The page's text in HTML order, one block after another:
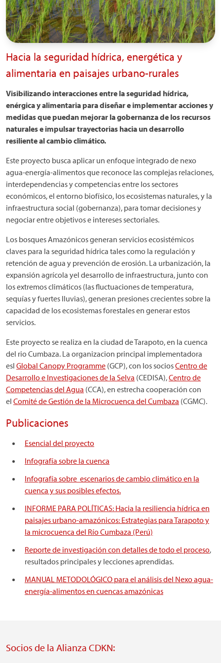
Hacia la seguridad hídrica, energética y
alimentaria en paisajes urbano-rurales
Visibilizando interacciones entre la seguridad hídrica,
enérgica y alimentaria para diseñar e implementar acciones y
medidas que puedan mejorar la gobernanza de los recursos
naturales e impulsar trayectorias hacia un desarrollo
resiliente al cambio climático.
Este proyecto busca aplicar un enfoque integrado de nexo
agua-energía-alimentos que reconoce las complejas relaciones,
interdependencias y competencias entre los sectores
económicos, el entorno biofísico, los ecosistemas naturales, y la
infraestructura social (gobernanza), para tomar decisiones y
negociar entre objetivos e intereses sectoriales.
Los bosques Amazónicos generan servicios ecosistémicos
claves para la seguridad hídrica tales como la regulación y
retención de agua y prevención de erosión. La urbanización, la
expansión agrícola yel desarrollo de infraestructura, junto con
los extremos climáticos (las fluctuaciones de temperatura,
sequías y fuertes lluvias), generan presiones crecientes sobre la
capacidad de los ecosistemas forestales en generar estos
servicios.
Este proyecto se realiza en la ciudad de Tarapoto, en la cuenca
del rio Cumbaza. La organizacion principal implementadora
esl Global Canopy Programme (GCP), con los sociosCentro de
Desarrollo e Investigaciones de la Selva (CEDISA),Centro de
Competencias del Agua (CCA), en estrecha cooperación con
el Comité de Gestión de la Microcuenca del Cumbaza (CGMC).
Publicaciones
Esencial del proyecto
Infografía sobre la cuenca
Infografía sobre escenarios de cambio climático en la
cuenca y sus posibles efectos.
INFORME PARA POLÍTICAS: Hacia la resiliencia hídrica en
paisajes urbano-amazónicos: Estrategias para Tarapoto y
la microcuenca del Río Cumbaza (Perú)
Reporte de investigación con detalles de todo el proceso,
resultados principales y lecciones aprendidas.
MANUAL METODOLÓGICO para el análisis del Nexo agua-
energía-alimentos en cuencas amazónicas
Socios de la Alianza CDKN: